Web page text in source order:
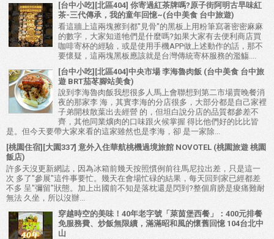
[台中小吃][北區404] 你寄過紅茶牌嗎?原子街阿明古早味紅
茶-三代傳承，我的童年回憶~(台中美食 台中旅遊)
看這牆上這兩塊擦到都"見骨"的黑板上用粉筆寫著密密麻麻
的數字，大家知道牠們是什麼嗎?如果大家有去便利商店買
咖啡寄杯的經驗，或是使用手機APP做上述動作的話，那不
要懷疑，這兩塊黑板應該就是台灣傳統寄杯服務的濫觴....
[台中小吃][北區404]中央市場 李海魯肉飯 (台中美食 台中旅
遊 BRT茄苳腳站美食)
說到李海魯肉飯我想很多人馬上會聯想到第二市場賣晚餐消
夜的那家李 海，其實李海的分店很多，大部分都是自己家裡
子弟開枝散葉出去經營 的，但坦白說分店的品質都參差不
齊，其他同業爌肉的口味跟火候掌握 得比他們好的比比皆
是。但今天要帶大家來看的這家雖然也是李海，卻 是一家除...
[桃園住宿][大園337] 意外入住華航桃機過境旅館 NOVOTEL (桃園旅遊 桃園
飯店)
許多天沒更新網誌，因為冰箱前幾天按照慣例前往馬尼拉出差，只是這一
次 多了"參展"這件事要忙。幾天在會場忙碌的結果，每天回到家已經都差
不多 呈"彌留"狀態。加上出國前不知是落枕還是閃到?整個肩膀是痠痛難耐
無法 久坐，所以沒辦...
穿越時空的美味！40年老字號「萊茵堡西餐」：400元排餐
免服務費、炒飯無限續，滿滿昭和風的懷舊回憶 104台北中
山